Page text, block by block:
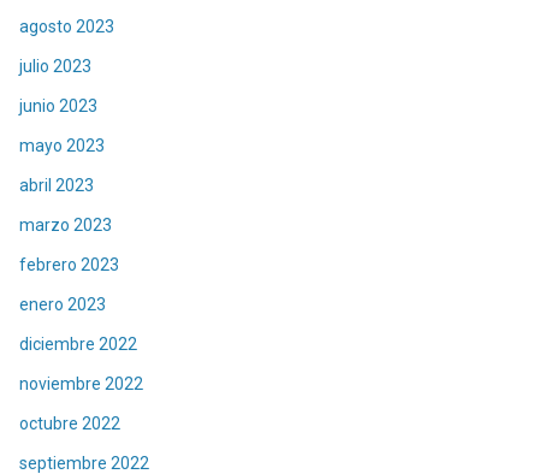
agosto 2023
julio 2023
junio 2023
mayo 2023
abril 2023
marzo 2023
febrero 2023
enero 2023
diciembre 2022
noviembre 2022
octubre 2022
septiembre 2022